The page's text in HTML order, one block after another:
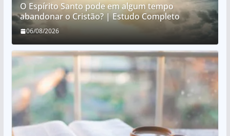
O Espírito Santo pode em algum tempo
abandonar o Cristão? | Estudo Completo
06/08/2026